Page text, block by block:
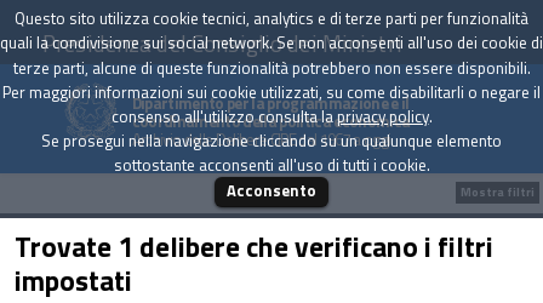
Presidenza del Consiglio dei Ministri
Dipartimento per la programmazione e il
coordinamento della politica economica
Archivio delle Delibere CIPE dal 1967 a oggi
Trovate 1 delibere che verificano i filtri
impostati
Mostra filtri
Questo sito utilizza cookie tecnici, analytics e di terze parti per funzionalità
quali la condivisione sui social network. Se non acconsenti all'uso dei cookie di
terze parti, alcune di queste funzionalità potrebbero non essere disponibili.
Per maggiori informazioni sui cookie utilizzati, su come disabilitarli o negare il
consenso all'utilizzo consulta laprivacy policy.
Se prosegui nella navigazione cliccando su un qualunque elemento
sottostante acconsenti all'uso di tutti i cookie.
Acconsento